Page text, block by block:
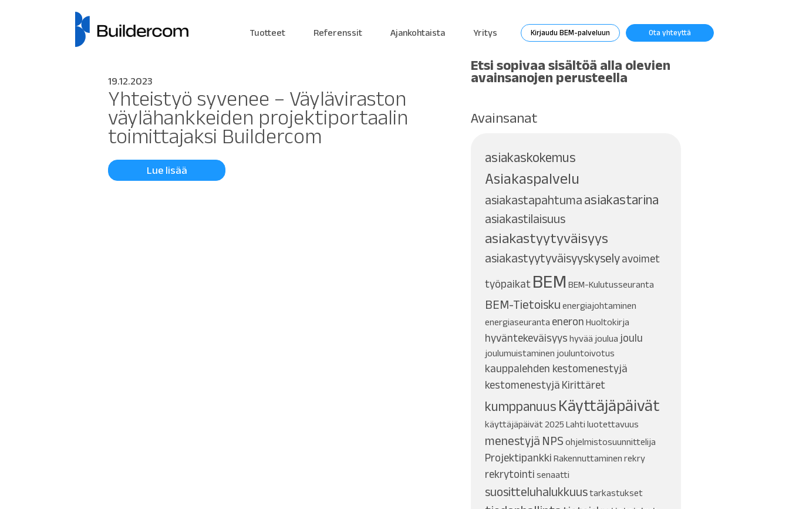
Tuotteet Referenssit Ajankohtaista Yritys Kirjaudu BEM-palveluun Ota yhteyttä
19.12.2023
Yhteistyö syvenee – Väyläviraston
väylähankkeiden projektiportaalin
toimittajaksi Buildercom
Lue lisää
Etsi sopivaa sisältöä alla olevien
avainsanojen perusteella
Avainsanat
asiakaskokemus
Asiakaspalvelu
asiakastapahtuma asiakastarina
asiakastilaisuus
asiakastyytyväisyys
asiakastyytyväisyyskysely avoimet
työpaikat BEM BEM-Kulutusseuranta
BEM-Tietoisku energiajohtaminen
energiaseuranta eneron Huoltokirja
hyväntekeväisyys hyvää joulua joulu
joulumuistaminen jouluntoivotus
kauppalehden kestomenestyjä
kestomenestyjä Kirittäret
kumppanuus Käyttäjäpäivät
käyttäjäpäivät 2025 Lahti luotettavuus
menestyjä NPS ohjelmistosuunnittelija
Projektipankki Rakennuttaminen rekry
rekrytointi senaatti
suositteluhalukkuus tarkastukset